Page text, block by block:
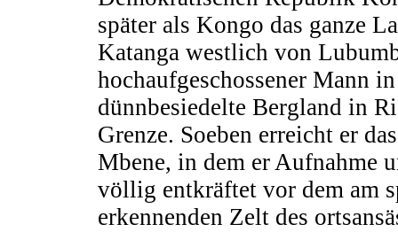
später als Kongo das ganze
Katanga westlich von
hochaufgeschossener Mann
dünnbesiedelte Bergland in
Grenze. Soeben erreicht er
Mbene, in dem er Aufnahme
völlig entkräftet vor dem am
erkennenden Zelt des